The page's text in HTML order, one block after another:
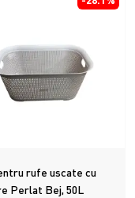
rufe uscate cu
Perlat Bej, 50L